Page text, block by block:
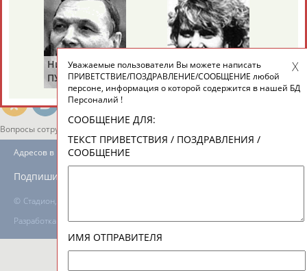
ТАБЛО АКТИВНОСТИ
ЦЕЛИ ПРОЕКТА
Вопросы сотрудничества и совместной деятельности
© Стадион, 1998-2026
Разработка и поддержка ООО НАИТ «Стадион»
Адресов в новостной рассылке: 996
Подпишись
Николай
ПУЧКОВ
Виталия
ТУОМАЙТЕ
Уважаемые пользователи Вы можете написать
ПРИВЕТСТВИЕ/ПОЗДРАВЛЕНИЕ/СООБЩЕНИЕ любой
персоне, информация о которой содержится в нашей БД
Персоналий !
СООБЩЕНИЕ ДЛЯ:
ТЕКСТ ПРИВЕТСТВИЯ / ПОЗДРАВЛЕНИЯ /
СООБЩЕНИЕ
ИМЯ ОТПРАВИТЕЛЯ